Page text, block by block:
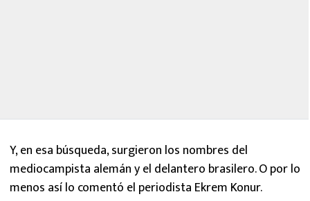
Y, en esa búsqueda, surgieron los nombres del
mediocampista alemán y el delantero brasilero. O por lo
menos así lo comentó el periodista Ekrem Konur.